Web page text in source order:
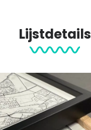
Lijstdetails